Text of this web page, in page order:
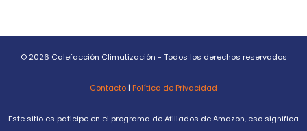
© 2026 Calefacción Climatización - Todos los derechos reservados
Contacto | Política de Privacidad
Este sitio es paticipe en el programa de Afiliados de Amazon, eso significa